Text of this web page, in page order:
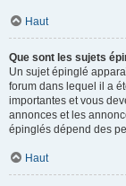
Haut
Que sont les sujets
Un sujet épinglé
forum dans lequel il a
importantes et vous
annonces et les
épinglés dépend des
Haut